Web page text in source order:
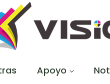
Apoyo